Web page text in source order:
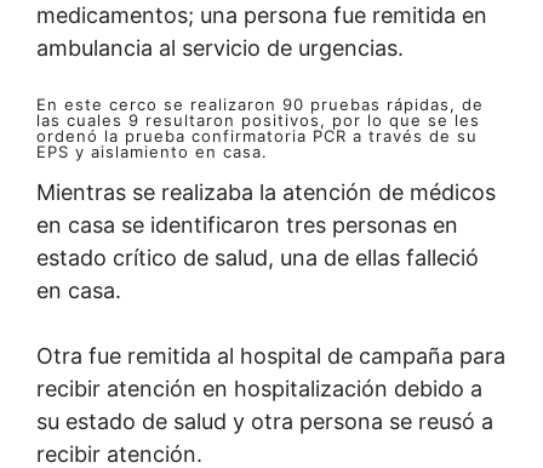
medicamentos; una persona fue remitida en
ambulancia al servicio de urgencias.
En este cerco se realizaron 90 pruebas rápidas, de
las cuales 9 resultaron positivos, por lo que se les
ordenó la prueba confirmatoria PCR a través de su
EPS y aislamiento en casa.
Mientras se realizaba la atención de médicos
en casa se identificaron tres personas en
estado crítico de salud, una de ellas falleció
en casa.
Otra fue remitida al hospital de campaña para
recibir atención en hospitalización debido a
su estado de salud y otra persona se reusó a
recibir atención.